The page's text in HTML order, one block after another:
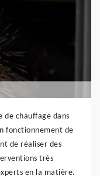
de chauffage dans
fonctionnement de
de réaliser des
très
en la matière.